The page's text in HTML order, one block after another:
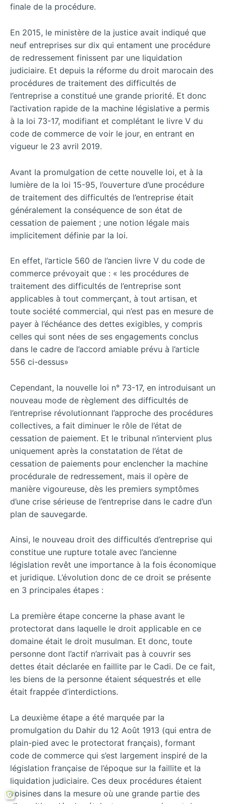
finale de la procédure.
En 2015, le ministère de la justice avait indiqué que
neuf entreprises sur dix qui entament une procédure
de redressement finissent par une liquidation
judiciaire. Et depuis la réforme du droit marocain des
procédures de traitement des difficultés de
l’entreprise a constitué une grande priorité. Et donc
l’activation rapide de la machine législative a permis
à la loi 73-17, modifiant et complétant le livre V du
code de commerce de voir le jour, en entrant en
vigueur le 23 avril 2019.
Avant la promulgation de cette nouvelle loi, et à la
lumière de la loi 15-95, l’ouverture d’une procédure
de traitement des difficultés de l’entreprise était
généralement la conséquence de son état de
cessation de paiement ; une notion légale mais
implicitement définie par la loi.
En effet, l’article 560 de l’ancien livre V du code de
commerce prévoyait que : « les procédures de
traitement des difficultés de l’entreprise sont
applicables à tout commerçant, à tout artisan, et
toute société commercial, qui n’est pas en mesure de
payer à l’échéance des dettes exigibles, y compris
celles qui sont nées de ses engagements conclus
dans le cadre de l’accord amiable prévu à l’article
556 ci-dessus»
Cependant, la nouvelle loi n° 73-17, en introduisant un
nouveau mode de règlement des difficultés de
l’entreprise révolutionnant l’approche des procédures
collectives, a fait diminuer le rôle de l’état de
cessation de paiement. Et le tribunal n’intervient plus
uniquement après la constatation de l’état de
cessation de paiements pour enclencher la machine
procédurale de redressement, mais il opère de
manière vigoureuse, dès les premiers symptômes
d’une crise sérieuse de l’entreprise dans le cadre d’un
plan de sauvegarde.
Ainsi, le nouveau droit des difficultés d’entreprise qui
constitue une rupture totale avec l’ancienne
législation revêt une importance à la fois économique
et juridique. L’évolution donc de ce droit se présente
en 3 principales étapes :
La première étape concerne la phase avant le
protectorat dans laquelle le droit applicable en ce
domaine était le droit musulman. Et donc, toute
personne dont l’actif n’arrivait pas à couvrir ses
dettes était déclarée en faillite par le Cadi. De ce fait,
les biens de la personne étaient séquestrés et elle
était frappée d’interdictions.
La deuxième étape a été marquée par la
promulgation du Dahir du 12 Août 1913 (qui entra de
plain-pied avec le protectorat français), formant
code de commerce qui s’est largement inspiré de la
législation française de l’époque sur la faillite et la
liquidation judiciaire. Ces deux procédures étaient
voisines dans la mesure où une grande partie des